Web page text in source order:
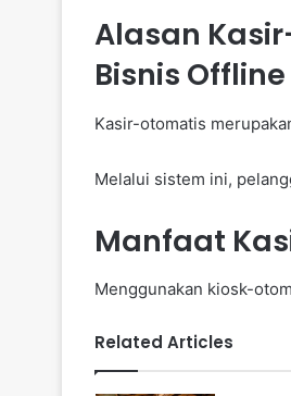
Alasan
Bisnis
Kasir-otomatis
Melalui sistem ini,
Manfaat
Menggunakan kiosk-
Related Articles